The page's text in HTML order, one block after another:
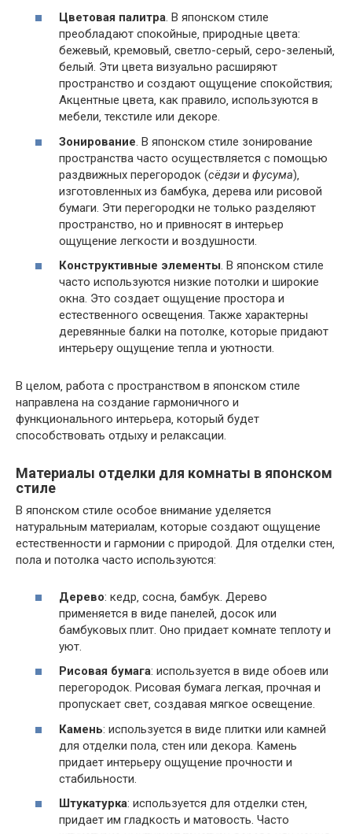
Цветовая палитра. В японском стиле
преобладают спокойные‚ природные цвета:
бежевый‚ кремовый‚ светло-серый‚ серо-зеленый‚
белый. Эти цвета визуально расширяют
пространство и создают ощущение спокойствия;
Акцентные цвета‚ как правило‚ используются в
мебели‚ текстиле или декоре.
Зонирование. В японском стиле зонирование
пространства часто осуществляется с помощью
раздвижных перегородок (сёдзи и фусума)‚
изготовленных из бамбука‚ дерева или рисовой
бумаги. Эти перегородки не только разделяют
пространство‚ но и привносят в интерьер
ощущение легкости и воздушности.
Конструктивные элементы. В японском стиле
часто используются низкие потолки и широкие
окна. Это создает ощущение простора и
естественного освещения. Также характерны
деревянные балки на потолке‚ которые придают
интерьеру ощущение тепла и уютности.
В целом‚ работа с пространством в японском стиле
направлена на создание гармоничного и
функционального интерьера‚ который будет
способствовать отдыху и релаксации.
Материалы отделки для комнаты в японском
стиле
В японском стиле особое внимание уделяется
натуральным материалам‚ которые создают ощущение
естественности и гармонии с природой. Для отделки стен‚
пола и потолка часто используются:
Дерево: кедр‚ сосна‚ бамбук. Дерево
применяется в виде панелей‚ досок или
бамбуковых плит. Оно придает комнате теплоту и
уют.
Рисовая бумага: используется в виде обоев или
перегородок. Рисовая бумага легкая‚ прочная и
пропускает свет‚ создавая мягкое освещение.
Камень: используется в виде плитки или камней
для отделки пола‚ стен или декора. Камень
придает интерьеру ощущение прочности и
стабильности.
Штукатурка: используется для отделки стен‚
придает им гладкость и матовость. Часто